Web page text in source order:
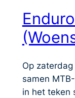
Op
samen
in het teken